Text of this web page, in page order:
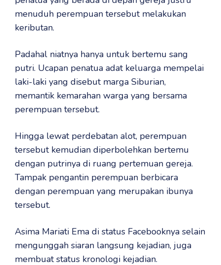
menuduh perempuan tersebut melakukan
keributan.
Padahal niatnya hanya untuk bertemu sang
putri. Ucapan penatua adat keluarga mempelai
laki-laki yang disebut marga Siburian,
memantik kemarahan warga yang bersama
perempuan tersebut.
Hingga lewat perdebatan alot, perempuan
tersebut kemudian diperbolehkan bertemu
dengan putrinya di ruang pertemuan gereja.
Tampak pengantin perempuan berbicara
dengan perempuan yang merupakan ibunya
tersebut.
Asima Mariati Ema di status Facebooknya selain
mengunggah siaran langsung kejadian, juga
membuat status kronologi kejadian.